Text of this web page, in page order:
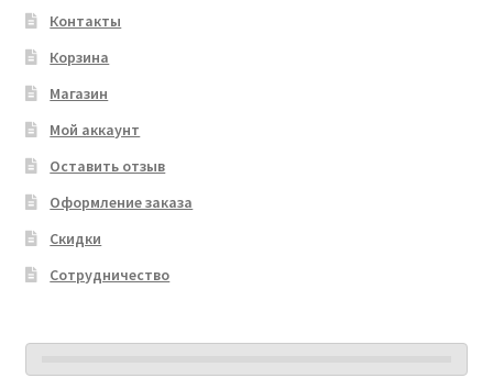
Контакты
Корзина
Магазин
Мой аккаунт
Оставить отзыв
Оформление заказа
Скидки
Сотрудничество